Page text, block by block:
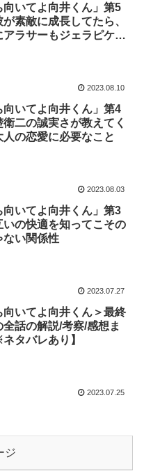
向いてよ向井くん」第5
素敵に成長してたら、
アラサーもジェラピケを
2023.08.10
向いてよ向井くん」第4
二の誠実さが教えてく
人の恋愛に必要なこと
2023.08.03
向いてよ向井くん」第3
いの快適を知ってこその
ない関係性
2023.07.27
向いてよ向井くん＞最終
全話の解説/考察/感想ま
タバレあり】
2023.07.25
ジ